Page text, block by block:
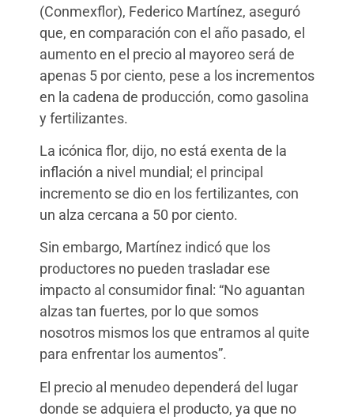
(Conmexflor), Federico Martínez, aseguró
que, en comparación con el año pasado, el
aumento en el precio al mayoreo será de
apenas 5 por ciento, pese a los incrementos
en la cadena de producción, como gasolina
y fertilizantes.
La icónica flor, dijo, no está exenta de la
inflación a nivel mundial; el principal
incremento se dio en los fertilizantes, con
un alza cercana a 50 por ciento.
Sin embargo, Martínez indicó que los
productores no pueden trasladar ese
impacto al consumidor final: “No aguantan
alzas tan fuertes, por lo que somos
nosotros mismos los que entramos al quite
para enfrentar los aumentos”.
El precio al menudeo dependerá del lugar
donde se adquiera el producto, ya que no